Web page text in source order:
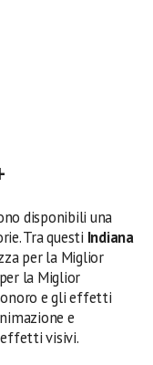
disponibili una
Tra questi Indiana
per la Miglior
la Miglior
e gli effetti
e
visivi.